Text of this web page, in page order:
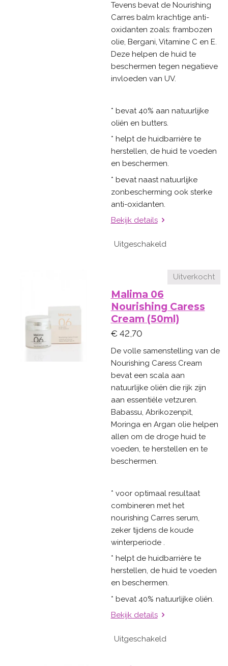
Tevens bevat de Nourishing
Carres balm krachtige anti-
oxidanten zoals: frambozen
olie, Bergani, Vitamine C en E.
Deze helpen de huid te
beschermen tegen negatieve
invloeden van UV.
* bevat 40% aan natuurlijke
oliën en butters.
* helpt de huidbarrière te
herstellen, de huid te voeden
en beschermen.
* bevat naast natuurlijke
zonbescherming ook sterke
anti-oxidanten.
Bekijk details
Uitgeschakeld
Uitverkocht
Malima 06
Nourishing Caress
Cream (50ml)
€ 42,70
De volle samenstelling van de
Nourishing Caress Cream
bevat een scala aan
natuurlijke oliën die rijk zijn
aan essentiële vetzuren.
Babassu, Abrikozenpit,
Moringa en Argan olie helpen
allen om de droge huid te
voeden, te herstellen en te
beschermen.
* voor optimaal resultaat
combineren met het
nourishing Carres serum,
zeker tijdens de koude
winterperiode .
* helpt de huidbarrière te
herstellen, de huid te voeden
en beschermen.
* bevat 40% natuurlijke oliën.
Bekijk details
Uitgeschakeld